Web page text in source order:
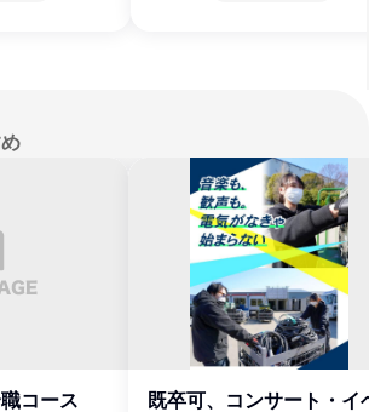
コース
既卒可、コンサート・イ